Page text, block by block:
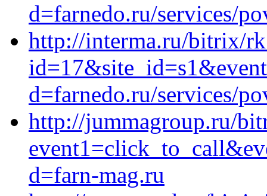
d=farnedo.ru/services/
http://interma.ru/bitrix/
d=farnedo.ru/services/
http://jummagroup.ru/
d=farn-mag.ru